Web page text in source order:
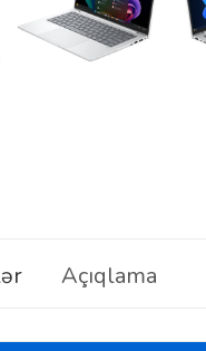
Açıqlama